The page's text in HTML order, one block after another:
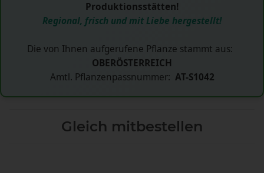
Produktionsstätten!
Regional, frisch und mit Liebe hergestellt!
Die von Ihnen aufgerufene Pflanze stammt aus:
OBERÖSTERREICH
Amtl. Pflanzenpassnummer: AT-S1042
Gleich mitbestellen